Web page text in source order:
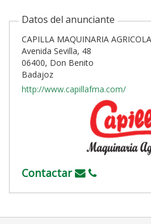
Datos del anunciante
CAPILLA MAQUINARIA AGRICOLA
Avenida Sevilla, 48
06400, Don Benito
Badajoz
http://www.capillafma.com/
Contactar